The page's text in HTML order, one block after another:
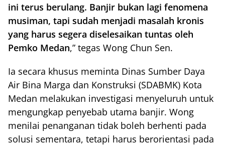
ini terus berulang. Banjir bukan lagi fenomena
musiman, tapi sudah menjadi masalah kronis
yang harus segera diselesaikan tuntas oleh
Pemko Medan,” tegas Wong Chun Sen.
Ia secara khusus meminta Dinas Sumber Daya
Air Bina Marga dan Konstruksi (SDABMK) Kota
Medan melakukan investigasi menyeluruh untuk
mengungkap penyebab utama banjir. Wong
menilai penanganan tidak boleh berhenti pada
solusi sementara, tetapi harus berorientasi pada